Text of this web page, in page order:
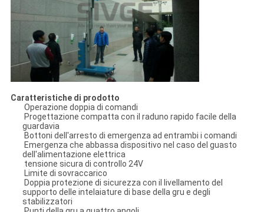
Caratteristiche di prodotto
Operazione doppia di comandi
Progettazione compatta con il raduno rapido facile della
guardavia
Bottoni dell'arresto di emergenza ad entrambi i comandi
Emergenza che abbassa dispositivo nel caso del guasto
dell'alimentazione elettrica
tensione sicura di controllo 24V
Limite di sovraccarico
Doppia protezione di sicurezza con il livellamento del
supporto delle intelaiature di base della gru e degli
stabilizzatori